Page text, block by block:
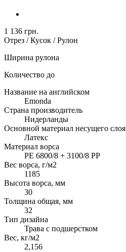
1 136 грн.
Отрез / Кусок / Рулон
Ширина рулона
Количество до
Название на английском
Emonda
Страна производитель
Нидерланды
Основной материал несущего слоя
Латекс
Материал ворса
PE 6800/8 + 3100/8 PP
Вес ворса, г/м2
1185
Высота ворса, мм
30
Толщина общая, мм
32
Тип дизайна
Трава с подшерстком
Вес, кг/м2
2,156